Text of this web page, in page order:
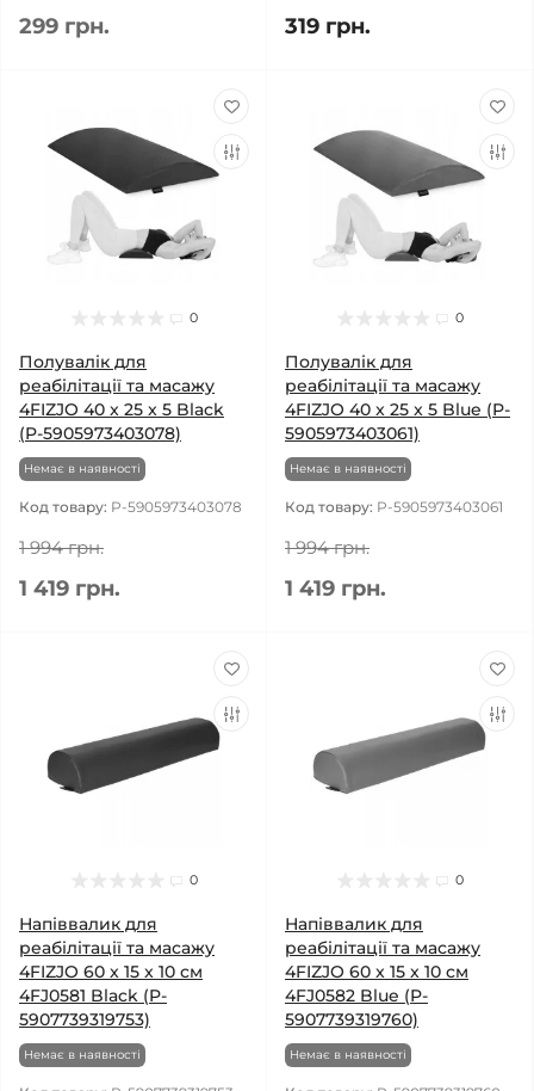
299 грн. 319 грн.
0
Полувалік для
реабілітації та масажу
4FIZJO 40 x 25 x 5 Black
(P-5905973403078)
Немає в наявності
Код товару: P-5905973403078
1 994 грн.
1 419 грн.
0
Полувалік для
реабілітації та масажу
4FIZJO 40 x 25 x 5 Blue (P-
5905973403061)
Немає в наявності
Код товару: P-5905973403061
1 994 грн.
1 419 грн.
0
Напіввалик для
реабілітації та масажу
4FIZJO 60 x 15 x 10 см
4FJ0581 Black (P-
5907739319753)
Немає в наявності
0
Напіввалик для
реабілітації та масажу
4FIZJO 60 x 15 x 10 см
4FJ0582 Blue (P-
5907739319760)
Немає в наявності